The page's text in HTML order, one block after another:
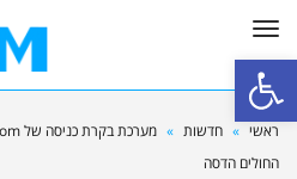
פתח סרגל נגישות
תפריט
ראשי » חדשות »
החולים הדסה